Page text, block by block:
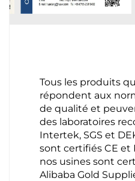
Tous les produits
répondent aux
de qualité et
des laboratoires
Intertek, SGS et
sont certifiés CE et
nos usines sont
Alibaba Gold